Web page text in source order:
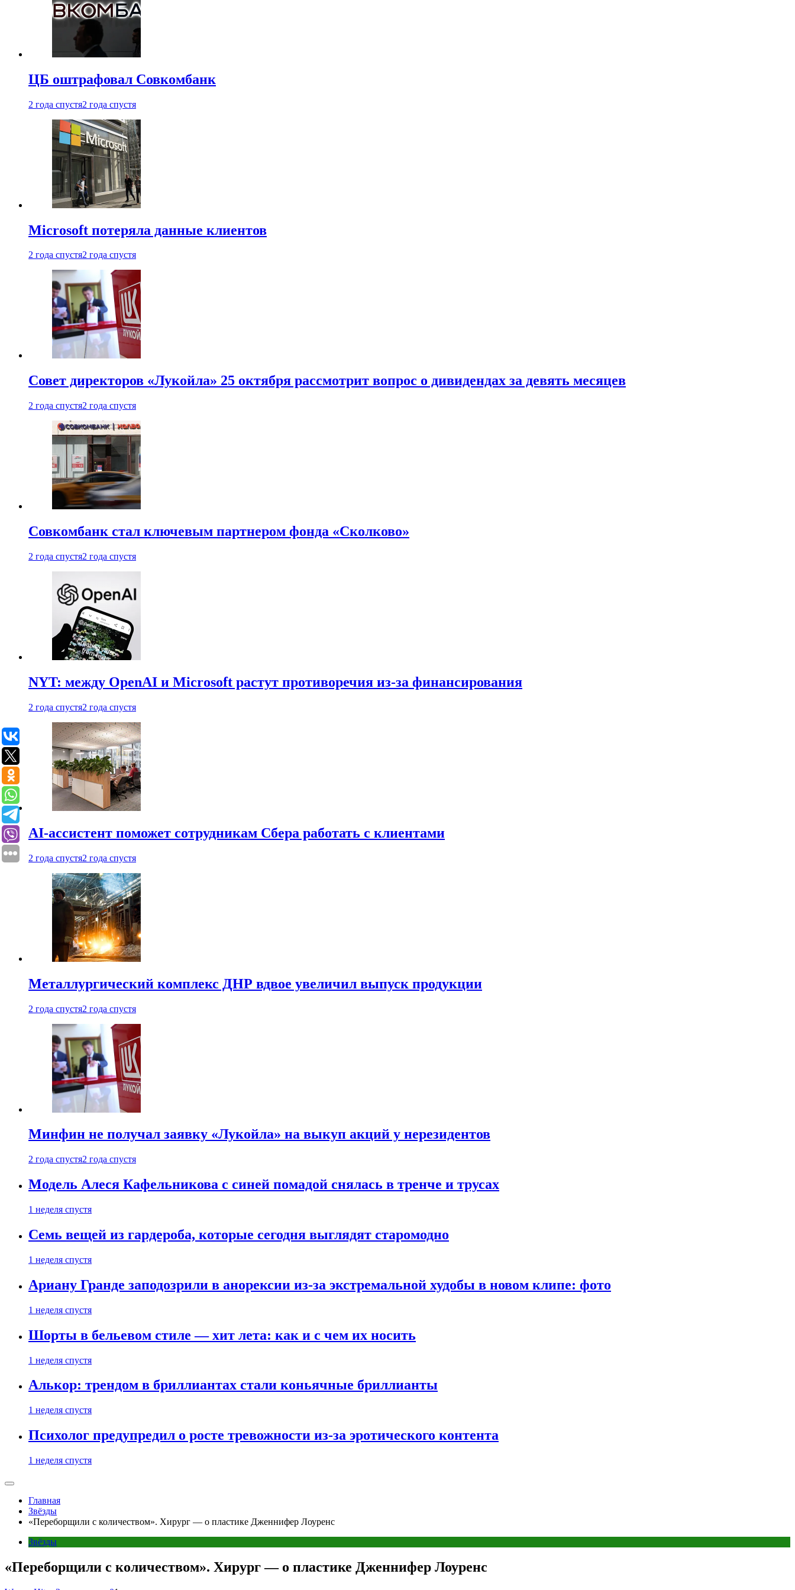
ЦБ оштрафовал Совкомбанк
2 года спустя2 года спустя
Microsoft потеряла данные клиентов
2 года спустя2 года спустя
Совет директоров «Лукойла» 25 октября рассмотрит вопрос о дивидендах за девять месяцев
2 года спустя2 года спустя
Совкомбанк стал ключевым партнером фонда «Сколково»
2 года спустя2 года спустя
NYT: между OpenAI и Microsoft растут противоречия из-за финансирования
2 года спустя2 года спустя
AI-ассистент поможет сотрудникам Сбера работать с клиентами
2 года спустя2 года спустя
Металлургический комплекс ДНР вдвое увеличил выпуск продукции
2 года спустя2 года спустя
Минфин не получал заявку «Лукойла» на выкуп акций у нерезидентов
2 года спустя2 года спустя
Модель Алеся Кафельникова с синей помадой снялась в тренче и трусах
1 неделя спустя
Семь вещей из гардероба, которые сегодня выглядят старомодно
1 неделя спустя
Ариану Гранде заподозрили в анорексии из-за экстремальной худобы в новом клипе: фото
1 неделя спустя
Шорты в бельевом стиле — хит лета: как и с чем их носить
1 неделя спустя
Алькор: трендом в бриллиантах стали коньячные бриллианты
1 неделя спустя
Психолог предупредил о росте тревожности из-за эротического контента
1 неделя спустя
Главная
Звёзды
«Переборщили с количеством». Хирург — о пластике Дженнифер Лоуренс
Звёзды
«Переборщили с количеством». Хирург — о пластике Дженнифер Лоуренс